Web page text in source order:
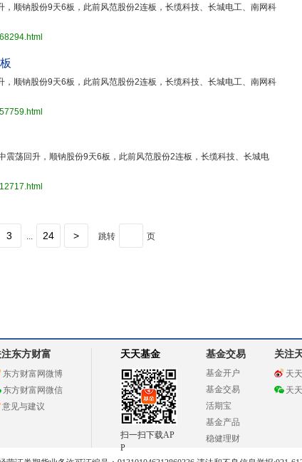
，顺钠股份9天6板，此前风范股份2连板，长缆科技、长城电工、南网科
，顺钠股份9天6板，此前风范股份2连板，长缆科技、长城电工、南网科
震荡回升，顺钠股份9天6板，此前风范股份2连板，长缆科技、长城电
3 ... 24 > 跳转 页
注东方财富
东方财富网微博
东方财富网微信
意见与建议
天天基金
扫一扫下载AP
P
基金交易
基金开户
基金交易
活期宝
基金产品
稳健理财
关注
天
天